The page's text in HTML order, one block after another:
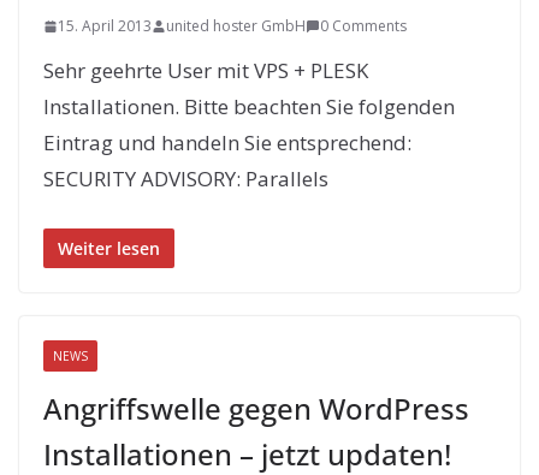
15. April 2013 united hoster GmbH 0 Comments
Sehr geehrte User mit VPS + PLESK
Installationen. Bitte beachten Sie folgenden
Eintrag und handeln Sie entsprechend:
SECURITY ADVISORY: Parallels
Weiter lesen
NEWS
Angriffswelle gegen WordPress
Installationen – jetzt updaten!